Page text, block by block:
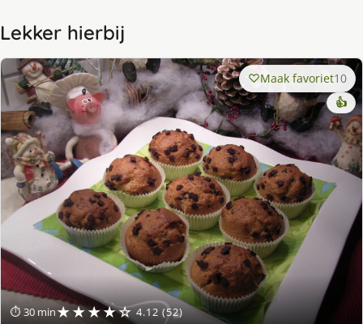
Lekker hierbij
⏱ 30 min★★★★☆ 4.12 (52)
Maak favoriet10
👍